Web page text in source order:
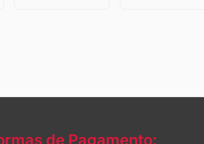
de Pagamento: